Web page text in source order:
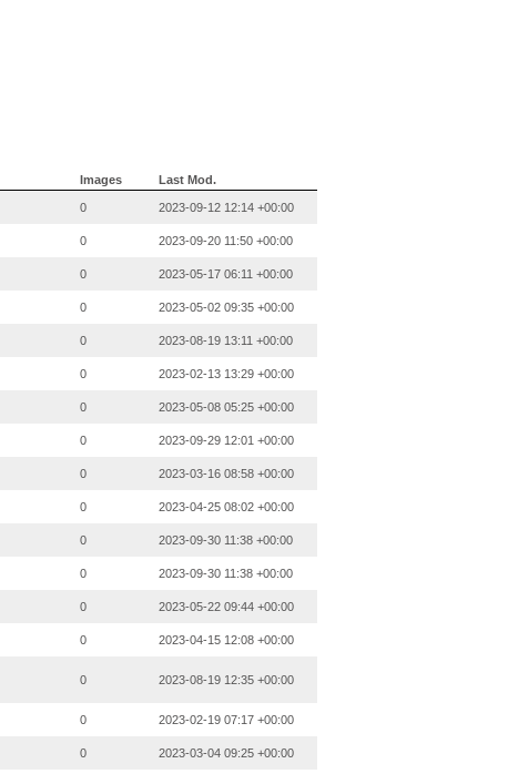
Images
Last Mod.
0
2023-09-12 12:14 +00:00
0
2023-09-20 11:50 +00:00
0
2023-05-17 06:11 +00:00
0
2023-05-02 09:35 +00:00
0
2023-08-19 13:11 +00:00
0
2023-02-13 13:29 +00:00
0
2023-05-08 05:25 +00:00
0
2023-09-29 12:01 +00:00
0
2023-03-16 08:58 +00:00
0
2023-04-25 08:02 +00:00
0
2023-09-30 11:38 +00:00
0
2023-09-30 11:38 +00:00
0
2023-05-22 09:44 +00:00
0
2023-04-15 12:08 +00:00
0 2023-08-19 12:35 +00:00
0
2023-02-19 07:17 +00:00
0
2023-03-04 09:25 +00:00